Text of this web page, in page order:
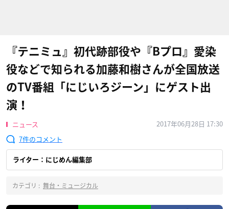
『テニミュ』初代跡部役や『Bプロ』愛染
役などで知られる加藤和樹​さんが全国放送
のTV番組「にじいろジーン」にゲスト出
演！
ニュース
2017年06月28日 17:30
7
ライター：にじめん編集部
カテゴリ : 舞台・ミュージカル